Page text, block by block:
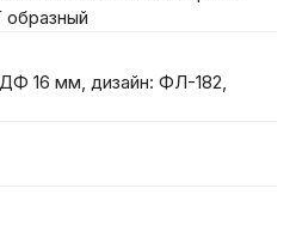
16 мм, дизайн: ФЛ-182,